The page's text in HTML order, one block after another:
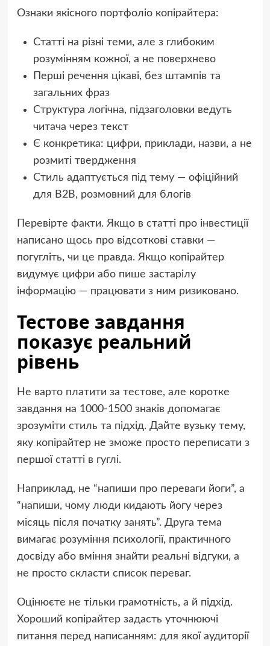
Ознаки якісного портфоліо копірайтера:
Статті на різні теми, але з глибоким
розумінням кожної, а не поверхнево
Перші речення цікаві, без штампів та
загальних фраз
Структура логічна, підзаголовки ведуть
читача через текст
Є конкретика: цифри, приклади, назви, а не
розмиті твердження
Стиль адаптується під тему — офіційний
для B2B, розмовний для блогів
Перевірте факти. Якщо в статті про інвестиції
написано щось про відсоткові ставки —
погугліть, чи це правда. Якщо копірайтер
видумує цифри або пише застарілу
інформацію — працювати з ним ризиковано.
Тестове завдання
показує реальний
рівень
Не варто платити за тестове, але коротке
завдання на 1000-1500 знаків допомагає
зрозуміти стиль та підхід. Дайте вузьку тему,
яку копірайтер не зможе просто переписати з
першої статті в гуглі.
Наприклад, не “напиши про переваги йоги”, а
“напиши, чому люди кидають йогу через
місяць після початку занять”. Друга тема
вимагає розуміння психології, практичного
досвіду або вміння знайти реальні відгуки, а
не просто скласти список переваг.
Оцінюєте не тільки грамотність, а й підхід.
Хороший копірайтер задасть уточнюючі
питання перед написанням: для якої аудиторії